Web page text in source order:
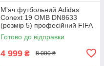
М'яч футбольний Adidas
Conext 19 OMB DN8633
(розмір 5) професійний FIFA
Quality Pro
Готово до відправки
4 999 ₴ 8 000 ₴